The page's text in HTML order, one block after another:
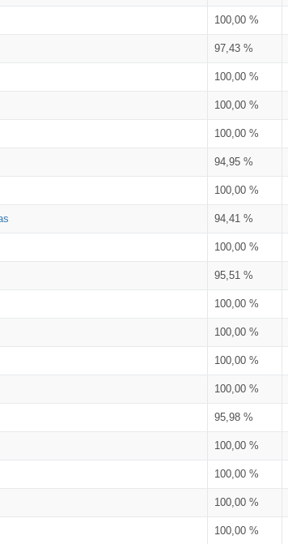
100,00 %
97,43 %
100,00 %
100,00 %
100,00 %
94,95 %
100,00 %
94,41 %
100,00 %
95,51 %
100,00 %
100,00 %
100,00 %
100,00 %
95,98 %
100,00 %
100,00 %
100,00 %
100,00 %